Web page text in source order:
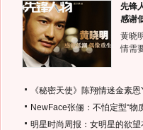
先锋
感谢
黄晓
情需
《秘密天使》陈翔情迷金素
NewFace张俪：不怕定型“物
明星时尚周报：女明星的欲望